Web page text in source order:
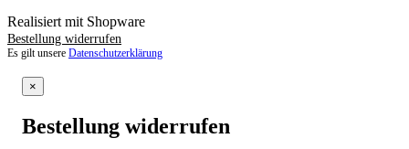
Realisiert mit Shopware
Bestellung widerrufen
Es gilt unsere Datenschutzerklärung
×
Bestellung widerrufen